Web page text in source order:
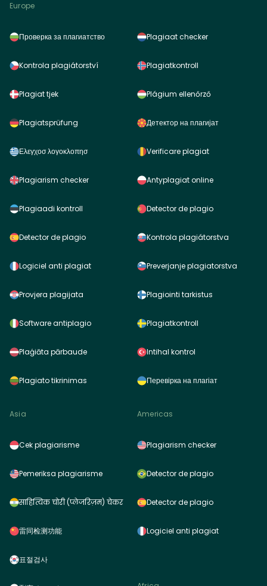
Europe
Проверка за плагиатство
Kontrola plagiátorství
Plagiat tjek
Plagiatsprüfung
Ελεγχοσ λογοκλοπησ
Plagiarism checker
Plagiaadi kontroll
Detector de plagio
Logiciel anti plagiat
Provjera plagijata
Software antiplagio
Plaģiāta pārbaude
Plagiato tikrinimas
Plagiaat checker
Plagiatkontroll
Plágium ellenőrző
Детектор на плагијат
Verificare plagiat
Antyplagiat online
Detector de plagio
Kontrola plagiátorstva
Preverjanje plagiatorstva
Plagiointi tarkistus
Plagiatkontroll
Intihal kontrol
Перевірка на плагіат
Asia
Cek plagiarisme
Pemeriksa plagiarisme
साहित्यिक चोरी (प्लेजरिज़म) चेकर
雷同检测功能
표절검사
Americas
Plagiarism checker
Detector de plagio
Detector de plagio
Logiciel anti plagiat